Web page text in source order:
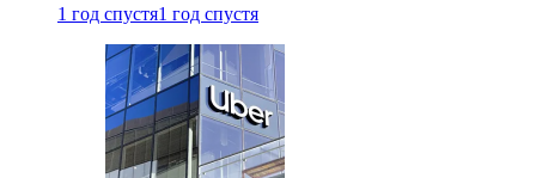
1 год спустя1 год спустя